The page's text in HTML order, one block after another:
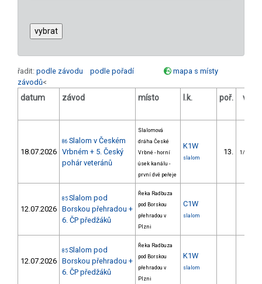
řadit: podle závodu podle pořadí
mapa s místy
závodů<
datum závod místo l.k. poř. v.k.
18.07.2026
86 Slalom v Českém
Vrbném + 5. Český
pohár veteránů
Slalomová
dráha České
Vrbné - horní
úsek kanálu -
první dvě peřeje
K1W
slalom
13. 1/VM
12.07.2026
85 Slalom pod
Borskou přehradou +
6. ČP předžáků
Řeka Radbuza
pod Borskou
přehradou v
Plzni
C1W
slalom
12.07.2026
85 Slalom pod
Borskou přehradou +
6. ČP předžáků
Řeka Radbuza
pod Borskou
přehradou v
Plzni
K1W
slalom